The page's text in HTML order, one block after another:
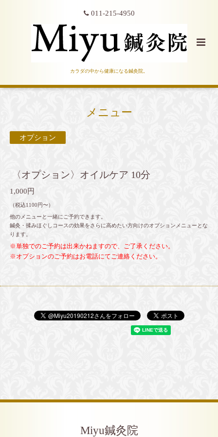
011-215-4950
カラダの中から健康になる鍼灸院。
メニュー
オプション
〈オプション〉オイルケア 10分
1,000円
（税込1100円〜）
他のメニューと一緒にご予約できます。
鍼灸・揉みほぐしコースの効果をさらに高めたい方向けのオプションメニューとな
ります。
※単独でのご予約は出来かねますので、ご了承ください。
※オプションのご予約はお電話にてご連絡ください。
Miyu鍼灸院